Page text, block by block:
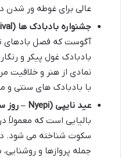
عالی برای غوطه ور شدن
جشنواره بادبادک ها (Bali Kite Festival):
آگوست که فصل بادهای
بادبادک غول پیکر و
نمادی از هنر و خلاقیت
با بادبادک های سنتی و
عید نایپی (Nyepi – روز سکوت):
بالیایی است که معمولاً
سکوت شناخته می شود. در
جمله پروازها و